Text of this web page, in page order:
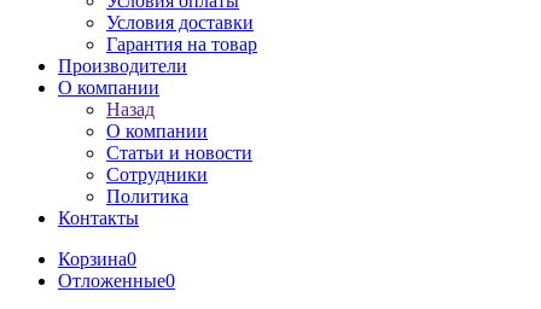
Условия доставки
Гарантия на товар
Производители
О компании
Назад
О компании
Статьи и новости
Сотрудники
Политика
Контакты
Корзина0
Отложенные0